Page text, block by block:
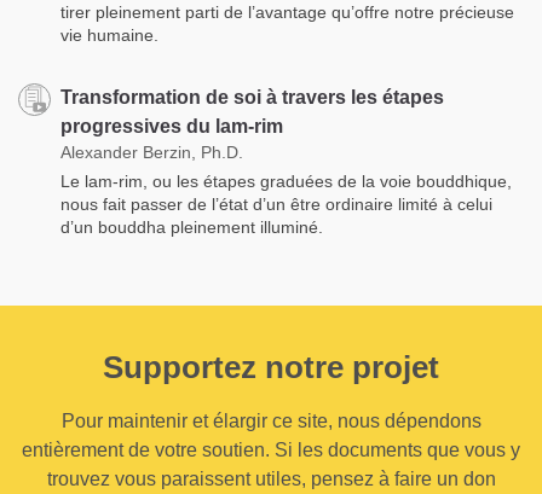
tirer pleinement parti de l’avantage qu’offre notre précieuse
vie humaine.
Transformation de soi à travers les étapes
progressives du lam-rim
Alexander Berzin, Ph.D.
Le lam-rim, ou les étapes graduées de la voie bouddhique,
nous fait passer de l’état d’un être ordinaire limité à celui
d’un bouddha pleinement illuminé.
Supportez notre projet
Pour maintenir et élargir ce site, nous dépendons
entièrement de votre soutien. Si les documents que vous y
trouvez vous paraissent utiles, pensez à faire un don